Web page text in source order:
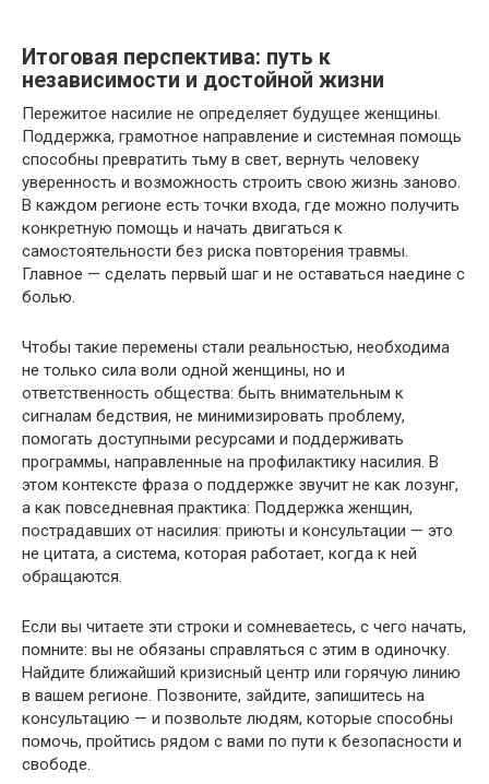
Итоговая перспектива: путь к
независимости и достойной жизни
Пережитое насилие не определяет будущее женщины.
Поддержка, грамотное направление и системная помощь
способны превратить тьму в свет, вернуть человеку
уверенность и возможность строить свою жизнь заново.
В каждом регионе есть точки входа, где можно получить
конкретную помощь и начать двигаться к
самостоятельности без риска повторения травмы.
Главное — сделать первый шаг и не оставаться наедине с
болью.
Чтобы такие перемены стали реальностью, необходима
не только сила воли одной женщины, но и
ответственность общества: быть внимательным к
сигналам бедствия, не минимизировать проблему,
помогать доступными ресурсами и поддерживать
программы, направленные на профилактику насилия. В
этом контексте фраза о поддержке звучит не как лозунг,
а как повседневная практика: Поддержка женщин,
пострадавших от насилия: приюты и консультации — это
не цитата, а система, которая работает, когда к ней
обращаются.
Если вы читаете эти строки и сомневаетесь, с чего начать,
помните: вы не обязаны справляться с этим в одиночку.
Найдите ближайший кризисный центр или горячую линию
в вашем регионе. Позвоните, зайдите, запишитесь на
консультацию — и позвольте людям, которые способны
помочь, пройтись рядом с вами по пути к безопасности и
свободе.